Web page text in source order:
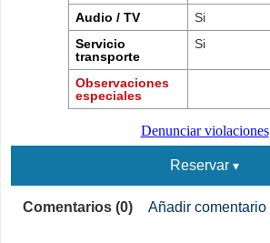
Audio / TV
Si
Servicio
transporte
Si
Observaciones
especiales
Denunciar violaciones
Reservar
Comentarios (0) Añadir comentario